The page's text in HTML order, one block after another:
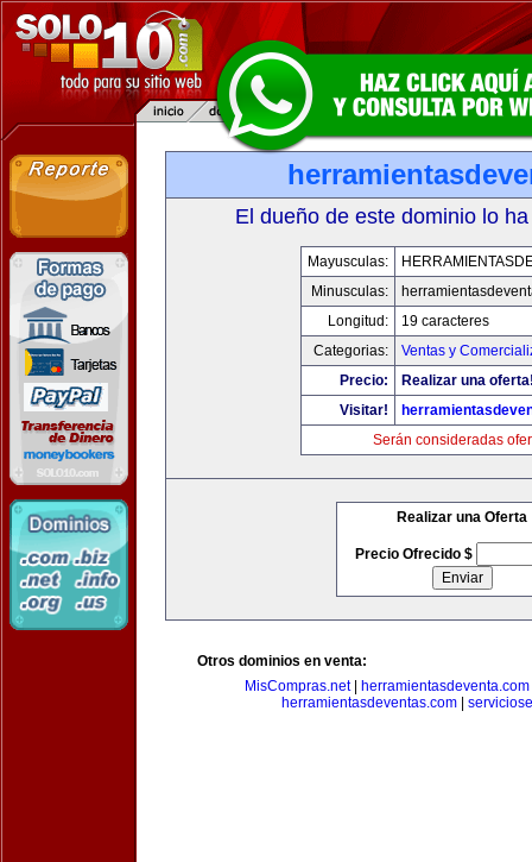
El dueño de este dominio lo
Mayusculas:
Minusculas:
Longitud:
19 caracteres
Categorias:
Ventas y
Precio:
Realizar una
Visitar!
Serán consideradas
Realizar una Oferta
Precio Ofrecido $
Otros dominios en venta:
MisCompras.net| herramientasdeventa.com
herramientasdeventas.com|